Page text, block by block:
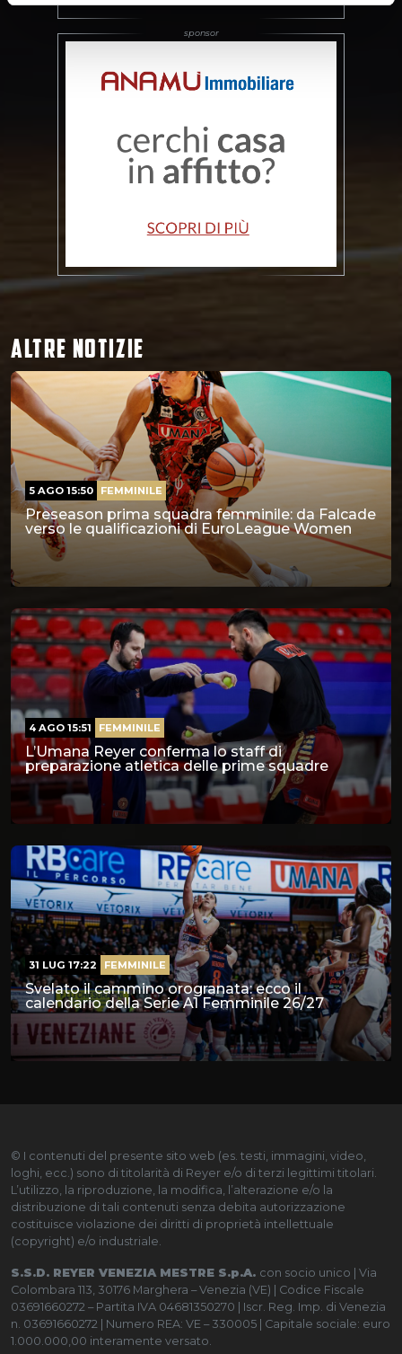
ALTRE NOTIZIE
Preseason prima squadra femminile: da Falcade
verso le qualificazioni di EuroLeague Women
5 AGO 15:50 FEMMINILE
L’Umana Reyer conferma lo staff di
preparazione atletica delle prime squadre
4 AGO 15:51 FEMMINILE
Svelato il cammino orogranata: ecco il
calendario della Serie A1 Femminile 26/27
31 LUG 17:22 FEMMINILE
© I contenuti del presente sito web (es. testi, immagini, video,
loghi, ecc.) sono di titolarità di Reyer e/o di terzi legittimi titolari.
L’utilizzo, la riproduzione, la modifica, l’alterazione e/o la
distribuzione di tali contenuti senza debita autorizzazione
costituisce violazione dei diritti di proprietà intellettuale
(copyright) e/o industriale.
S.S.D. REYER VENEZIA MESTRE S.p.A. con socio unico | Via
Colombara 113, 30176 Marghera – Venezia (VE) | Codice Fiscale
03691660272 – Partita IVA 04681350270 | Iscr. Reg. Imp. di Venezia
n. 03691660272 | Numero REA: VE – 330005 | Capitale sociale: euro
1.000.000,00 interamente versato.